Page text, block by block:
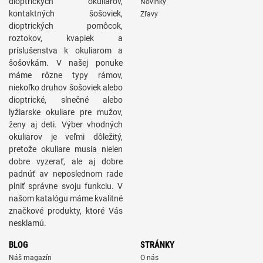
kontaktných šošoviek,
dioptrických pomôcok,
roztokov, kvapiek a
príslušenstva k okuliarom a
šošovkám. V našej ponuke
máme rôzne typy rámov,
niekoľko druhov šošoviek alebo
dioptrické, slnečné alebo
lyžiarske okuliare pre mužov,
ženy aj deti. Výber vhodných
okuliarov je veľmi dôležitý,
pretože okuliare musia nielen
dobre vyzerať, ale aj dobre
padnúť av neposlednom rade
plniť správne svoju funkciu. V
našom katalógu máme kvalitné
značkové produkty, ktoré Vás
nesklamú.
Novinky
Zľavy
BLOG
Náš magazín
STRÁNKY
O nás